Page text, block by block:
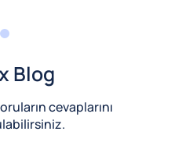
Blog
cevaplarını